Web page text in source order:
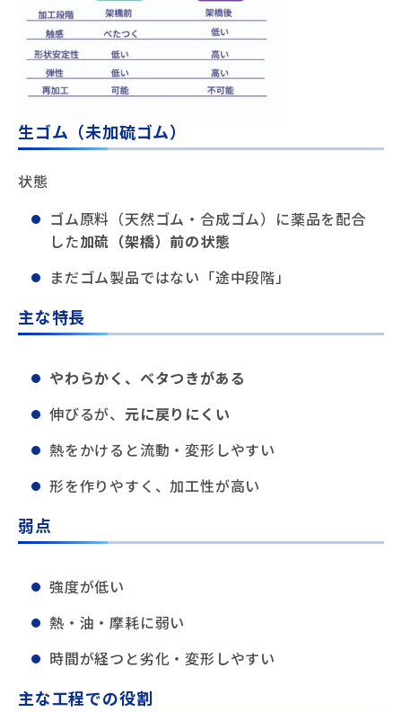
生ゴム（未加硫ゴム）
状態
ゴム原料（天然ゴム・合成ゴム）に薬品を配合
した加硫（架橋）前の状態
まだゴム製品ではない「途中段階」
主な特長
やわらかく、ベタつきがある
伸びるが、 元に戻りにくい
熱をかけると流動・変形しやすい
形を作りやすく、加工性が高い
弱点
強度が低い
熱・油・摩耗に弱い
時間が経つと劣化・変形しやすい
主な工程での役割